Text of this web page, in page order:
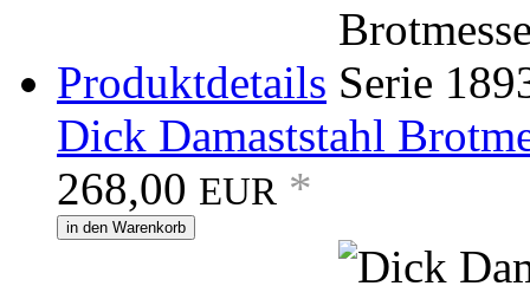
Produktdetails
Dick Damaststahl
268,00 EUR *
in den Warenkorb